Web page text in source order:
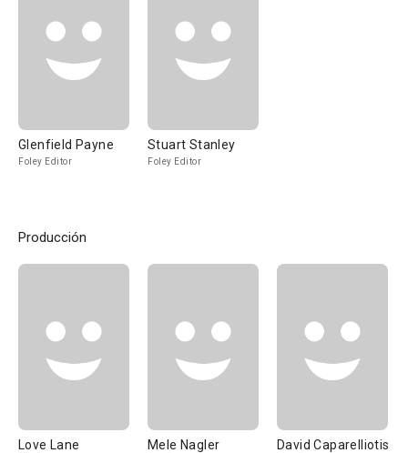
Glenfield Payne
Foley Editor
Stuart Stanley
Foley Editor
Producción
Love Lane
Mele Nagler David Caparelliotis